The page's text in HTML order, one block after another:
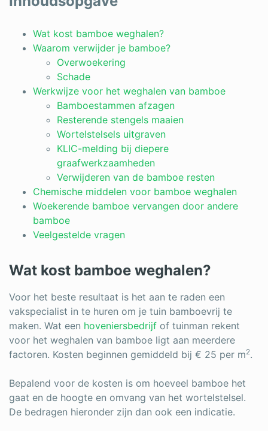
Wat kost bamboe weghalen?
Waarom verwijder je bamboe?
Overwoekering
Schade
Werkwijze voor het weghalen van bamboe
Bamboestammen afzagen
Resterende stengels maaien
Wortelstelsels uitgraven
KLIC-melding bij diepere
graafwerkzaamheden
Verwijderen van de bamboe resten
Chemische middelen voor bamboe weghalen
Woekerende bamboe vervangen door andere
bamboe
Veelgestelde vragen
Wat kost bamboe weghalen?
Voor het beste resultaat is het aan te raden een
vakspecialist in te huren om je tuin bamboevrij te
maken. Wat een hoveniersbedrijf of tuinman rekent
voor het weghalen van bamboe ligt aan meerdere
factoren. Kosten beginnen gemiddeld bij € 25 per m2.
Bepalend voor de kosten is om hoeveel bamboe het
gaat en de hoogte en omvang van het wortelstelsel.
De bedragen hieronder zijn dan ook een indicatie.